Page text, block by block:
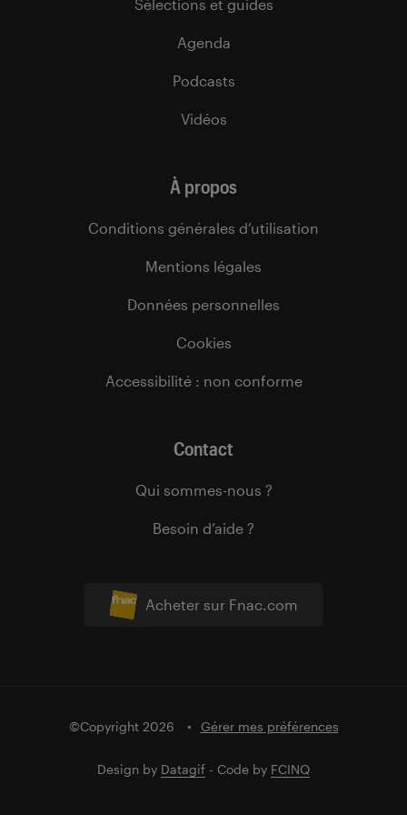
Acheter sur Fnac.com
Sélections et guides
Agenda
Podcasts
Vidéos
À propos
Conditions générales d’utilisation
Mentions légales
Données personnelles
Cookies
Accessibilité : non conforme
Contact
Qui sommes-nous ?
Besoin d’aide ?
©Copyright 2026 Gérer mes préférences
Design by Datagif - Code by FCINQ